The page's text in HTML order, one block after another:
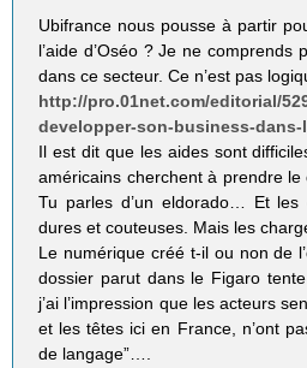
Ubifrance nous pousse à partir
l’aide d’Oséo ? Je ne comprends
dans ce secteur. Ce n’est pas
http://pro.01net.com/editorial/
developper-son-business-
Il est dit que les aides sont
américains cherchent à prendre
Tu parles d’un eldorado… Et les
dures et couteuses. Mais les
Le numérique créé t-il ou non de
dossier parut dans le Figaro
j’ai l’impression que les acteurs
et les têtes ici en France, n’ont
de langage”….